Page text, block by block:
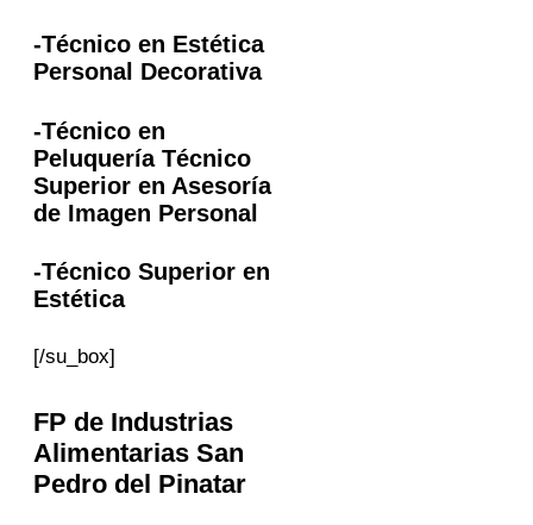
-Técnico en Estética
Personal Decorativa
-Técnico en
Peluquería Técnico
Superior en Asesoría
de Imagen Personal
-Técnico Superior en
Estética
[/su_box]
FP de Industrias
Alimentarias San
Pedro del Pinatar